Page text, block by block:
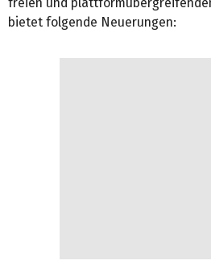
bietet folgende Neuerungen: